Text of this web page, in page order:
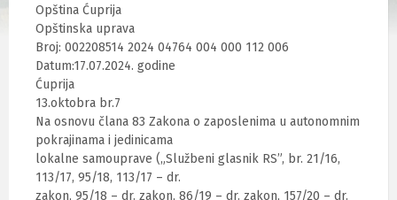
Opština Ćuprija
Opštinska uprava
Broj: 002208514 2024 04764 004 000 112 006
Datum:17.07.2024. godine
Ćuprija
13.oktobra br.7
Na osnovu člana 83 Zakona o zaposlenima u autonomnim
pokrajinama i jedinicama
lokalne samouprave („Službeni glasnik RS”, br. 21/16,
113/17, 95/18, 113/17 – dr.
zakon, 95/18 – dr. zakon, 86/19 – dr. zakon, 157/20 – dr.